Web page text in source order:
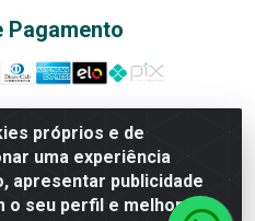
próprios e de
uma experiência
apresentar publicidade
o seu perfil e melhorar a
Pagamento
nº 3860, Jardim das
GO - CEP 75070-415 -
0002-24